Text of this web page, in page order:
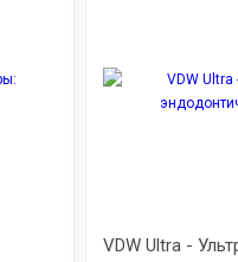
VDW Ultra -